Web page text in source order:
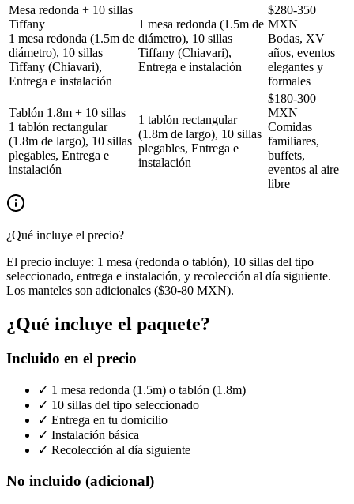
Mesa redonda + 10 sillas
Tiffany
1 mesa redonda (1.5m de
diámetro), 10 sillas
Tiffany (Chiavari),
Entrega e instalación
1 mesa redonda (1.5m de
diámetro), 10 sillas
Tiffany (Chiavari),
Entrega e instalación
$280-350
MXN
Bodas, XV
años, eventos
elegantes y
formales
Tablón 1.8m + 10 sillas
1 tablón rectangular
(1.8m de largo), 10 sillas
plegables, Entrega e
instalación
1 tablón rectangular
(1.8m de largo), 10 sillas
plegables, Entrega e
instalación
$180-300
MXN
Comidas
familiares,
buffets,
eventos al aire
libre
¿Qué incluye el precio?
El precio incluye: 1 mesa (redonda o tablón), 10 sillas del tipo
seleccionado, entrega e instalación, y recolección al día siguiente.
Los manteles son adicionales ($30-80 MXN).
¿Qué incluye el paquete?
Incluido en el precio
✓ 1 mesa redonda (1.5m) o tablón (1.8m)
✓ 10 sillas del tipo seleccionado
✓ Entrega en tu domicilio
✓ Instalación básica
✓ Recolección al día siguiente
No incluido (adicional)